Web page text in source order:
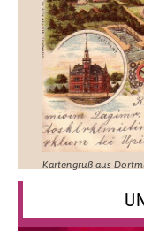
Kartengruß aus